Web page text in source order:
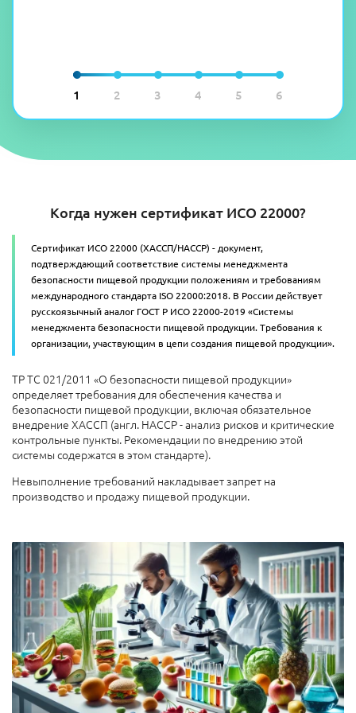
1 2 3 4 5 6
Когда нужен сертификат ИСО 22000?
Сертификат ИСО 22000 (ХАССП/НАССР) - документ,
подтверждающий соответствие системы менеджмента
безопасности пищевой продукции положениям и требованиям
международного стандарта ISO 22000:2018. В России действует
русскоязычный аналог ГОСТ Р ИСО 22000-2019 «Системы
менеджмента безопасности пищевой продукции. Требования к
организации, участвующим в цепи создания пищевой продукции».
ТР ТС 021/2011 «О безопасности пищевой продукции»
определяет требования для обеспечения качества и
безопасности пищевой продукции, включая обязательное
внедрение ХАССП (англ. НАССР - анализ рисков и критические
контрольные пункты. Рекомендации по внедрению этой
системы содержатся в этом стандарте).
Невыполнение требований накладывает запрет на
производство и продажу пищевой продукции.